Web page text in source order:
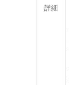
詳細